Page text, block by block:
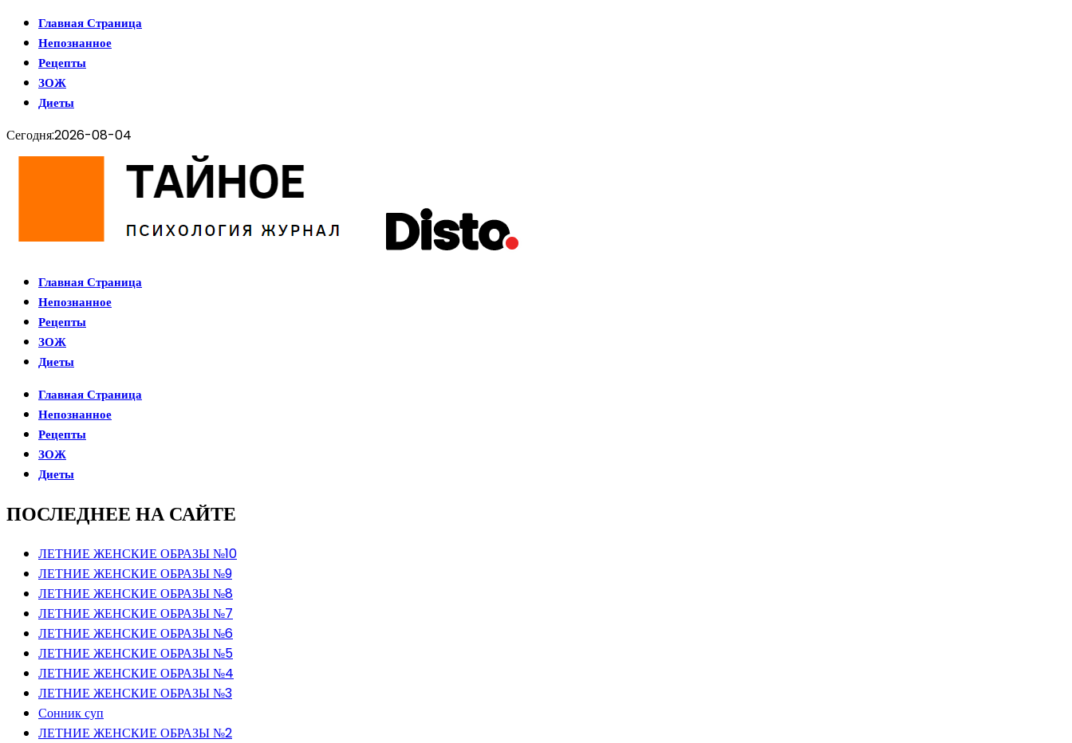
Главная Страница
Непознанное
Рецепты
ЗОЖ
Диеты
Сегодня:2026-08-04
Главная Страница
Непознанное
Рецепты
ЗОЖ
Диеты
Главная Страница
Непознанное
Рецепты
ЗОЖ
Диеты
ПОСЛЕДНЕЕ НА САЙТЕ
ЛЕТНИЕ ЖЕНСКИЕ ОБРАЗЫ №10
ЛЕТНИЕ ЖЕНСКИЕ ОБРАЗЫ №9
ЛЕТНИЕ ЖЕНСКИЕ ОБРАЗЫ №8
ЛЕТНИЕ ЖЕНСКИЕ ОБРАЗЫ №7
ЛЕТНИЕ ЖЕНСКИЕ ОБРАЗЫ №6
ЛЕТНИЕ ЖЕНСКИЕ ОБРАЗЫ №5
ЛЕТНИЕ ЖЕНСКИЕ ОБРАЗЫ №4
ЛЕТНИЕ ЖЕНСКИЕ ОБРАЗЫ №3
Сонник суп
ЛЕТНИЕ ЖЕНСКИЕ ОБРАЗЫ №2